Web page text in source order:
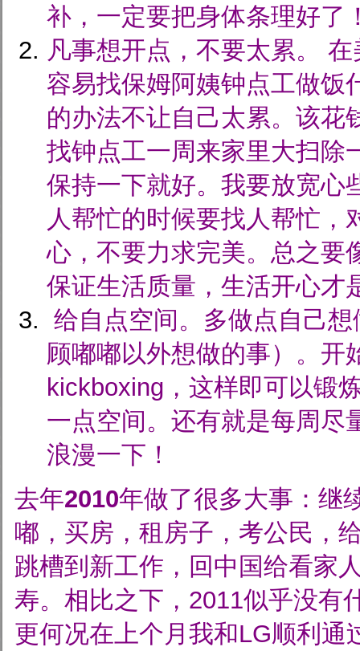
补，一定要把身体条理好了
凡事想开点，不要太累。
容易找保姆阿姨钟点工做饭
的办法不让自己太累。该花
找钟点工一周来家里大扫除
保持一下就好。我要放宽心
人帮忙的时候要找人帮忙，
心，不要力求完美。总之要
保证生活质量，生活开心才
给自点空间。多做点自己
顾嘟嘟以外想做的事）。开
kickboxing，这样即可以锻
一点空间。还有就是每周尽
浪漫一下！
去年2010年做了很多大事：继
嘟，买房，租房子，考公民，
跳槽到新工作，回中国给看家
寿。相比之下，2011似乎没有
更何况在上个月我和LG顺利通